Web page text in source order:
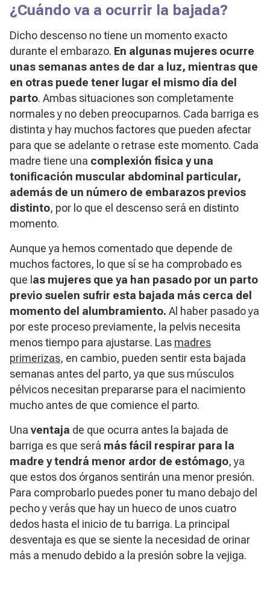
¿Cuándo va a ocurrir la bajada?
Dicho descenso no tiene un momento exacto
durante el embarazo. En algunas mujeres ocurre
unas semanas antes de dar a luz, mientras que
en otras puede tener lugar el mismo día del
parto. Ambas situaciones son completamente
normales y no deben preocuparnos. Cada barriga es
distinta y hay muchos factores que pueden afectar
para que se adelante o retrase este momento. Cada
madre tiene una complexión física y una
tonificación muscular abdominal particular,
además de un número de embarazos previos
distinto, por lo que el descenso será en distinto
momento.
Aunque ya hemos comentado que depende de
muchos factores, lo que sí se ha comprobado es
que las mujeres que ya han pasado por un parto
previo suelen sufrir esta bajada más cerca del
momento del alumbramiento. Al haber pasado ya
por este proceso previamente, la pelvis necesita
menos tiempo para ajustarse. Las madres
primerizas, en cambio, pueden sentir esta bajada
semanas antes del parto, ya que sus músculos
pélvicos necesitan prepararse para el nacimiento
mucho antes de que comience el parto.
Una ventaja de que ocurra antes la bajada de
barriga es que será más fácil respirar para la
madre y tendrá menor ardor de estómago, ya
que estos dos órganos sentirán una menor presión.
Para comprobarlo puedes poner tu mano debajo del
pecho y verás que hay un hueco de unos cuatro
dedos hasta el inicio de tu barriga. La principal
desventaja es que se siente la necesidad de orinar
más a menudo debido a la presión sobre la vejiga.